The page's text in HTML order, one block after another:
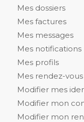
Mes dossiers
Mes factures
Mes messages
Mes notifications
Mes profils
Mes rendez-vous
Modifier mes
Modifier mon
Modifier mon